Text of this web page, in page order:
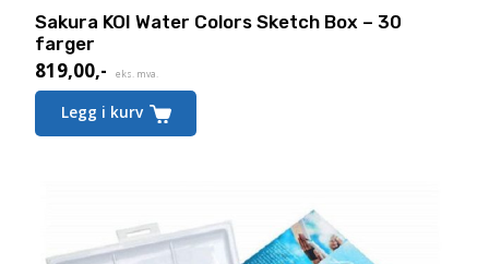
Sakura KOI Water Colors Sketch Box – 30
farger
819,00,- eks. mva.
Legg i kurv